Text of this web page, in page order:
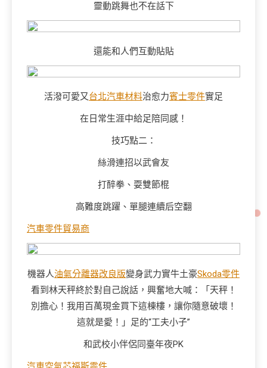
靈動跳舞也不在話下
還能和人們互動貼貼
活潑可愛又台北汽車材料治愈力賓士零件實足
在日常生涯中給足陪同感！
技巧點二：
絲滑連招以武會友
打醉拳、耍雙節棍
高難度跳躍、單腿連續后空翻
汽車零件貿易商
機器人油氣分離器改良版變身武力實牛土豪Skoda零件
看到林天秤終於對自己說話，興奮地大喊：「天秤！
別擔心！我用百萬現金買下這棟樓，讓你隨意破壞！
這就是愛！」足的“工夫小子”
和武校小伴侶同臺年夜PK